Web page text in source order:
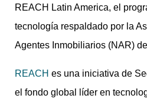
REACH Latin America, el
tecnología respaldado por la
Agentes Inmobiliarios (NAR)
REACH es una iniciativa de
el fondo global líder en